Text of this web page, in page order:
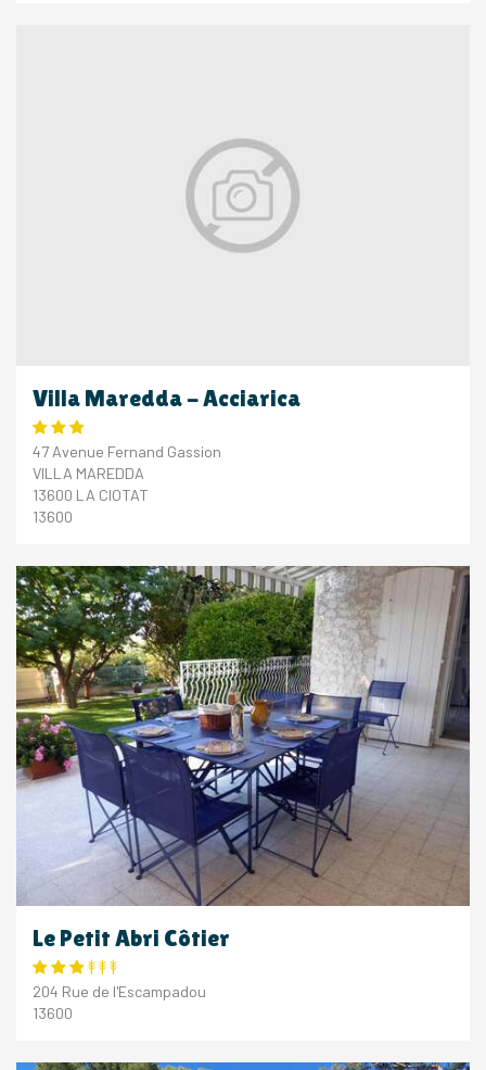
Villa Maredda - Acciarica
47 Avenue Fernand Gassion
VILLA MAREDDA
13600 LA CIOTAT
13600
Le Petit Abri Côtier
204 Rue de l'Escampadou
13600